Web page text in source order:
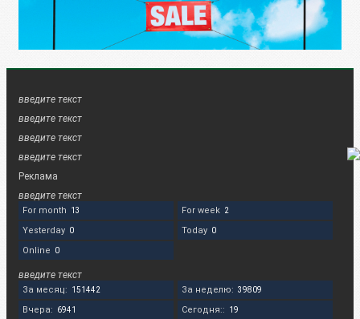
введите текст
введите текст
введите текст
введите текст
Реклама
введите текст
For month 13 For week 2
Yesterday 0 Today 0
Online 0
введите текст
За месяц: 151442 За неделю: 39809
Вчера: 6941 Сегодня:: 19